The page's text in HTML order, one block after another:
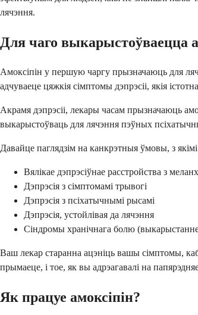
лячэння.
Для чаго выкарыстоўваецца
Амоксіпін у першую чаргу прызначаюць для
адчуваеце цяжкія сімптомы дэпрэсіі, якія
Акрамя дэпрэсіі, лекары часам прызначаюць
выкарыстоўваць для лячэння пэўных
Давайце паглядзім на канкрэтныя ўмовы, з
Вялікае дэпрэсіўнае расстройства з
Дэпрэсія з сімптомамі трывогі
Дэпрэсія з псіхатычнымі рысамі
Дэпрэсія, устойлівая да лячэння
Сіндромы хранічнага болю
Ваш лекар старанна ацэніць вашы сімптомы,
прымаеце, і тое, як вы адрэагавалі на
Як працуе амоксіпін?